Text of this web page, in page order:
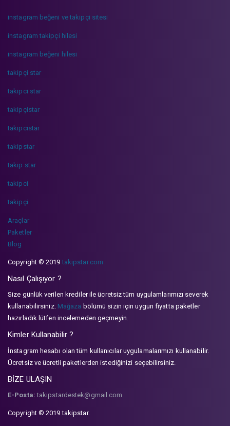
instagram beğeni ve takipçi sitesi
instagram takipçi hilesi
instagram beğeni hilesi
takipçi star
takipci star
takipçistar
takipcistar
takipstar
takip star
takipci
takipçi
Araçlar
Paketler
Blog
Copyright © 2019takipstar.com
Nasıl Çalışıyor ?
Size günlük verilen krediler ile ücretsiz tüm uygulamlarımızı severek
kullanabilirsiniz. Mağaza bölümü sizin için uygun fiyatta paketler
hazırladık lütfen incelemeden geçmeyin.
Kimler Kullanabilir ?
İnstagram hesabı olan tüm kullanıcılar uygulamalarımızı kullanabilir.
Ücretsiz ve ücretli paketlerden istediğinizi seçebilirsiniz.
BİZE ULAŞIN
E-Posta: takipstardestek@gmail.com
Copyright © 2019 takipstar.